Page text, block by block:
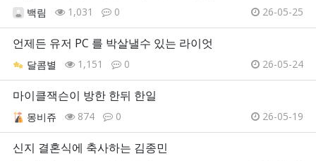
백림 1,031 0 26-05-25
언제든 유저 PC 를 박살낼수 있는 라이엇
달콤별 1,151 0 26-05-24
마이클잭슨이 방한 한뒤 한일
몽비쥬 874 0 26-05-19
신지 결혼식에 축사하는 김종민